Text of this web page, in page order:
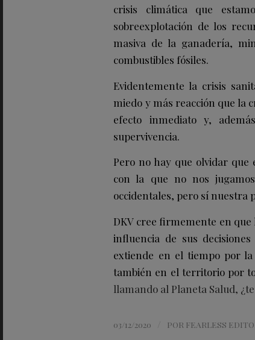
crisis climática que
sobreexplotación de los
masiva de la ganadería,
combustibles fósiles.
Evidentemente la crisis
miedo y más reacción que la
efecto inmediato y,
supervivencia.
Pero no hay que olvidar que
con la que no nos
occidentales, pero sí nuestra
DKV cree firmemente en
influencia de sus
extiende en el tiempo por
también en el territorio por
llamando al Planeta Salud,
03/12/2020 POR FEARLESS